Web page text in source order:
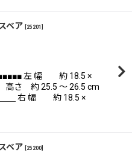
ベア 25201
左 幅 約 18.5 ×
25.5 〜 26.5 cm
＿＿ 右 幅 約 18.5 ×
ベア 25200